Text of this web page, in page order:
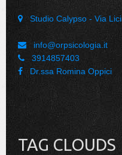
Studio Calypso - Via
info@orpsicologia.it
3914857403
Dr.ssa Romina Oppici
TAG CLOUDS